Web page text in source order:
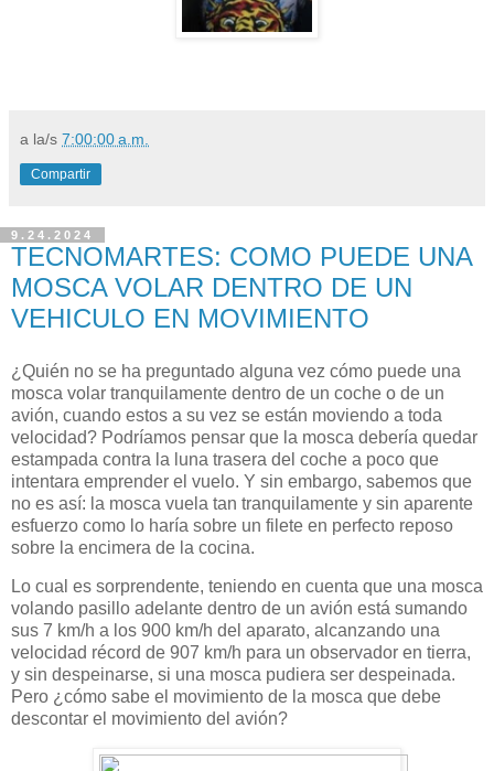
a la/s 7:00:00 a.m.
Compartir
9.24.2024
TECNOMARTES: COMO PUEDE UNA
MOSCA VOLAR DENTRO DE UN
VEHICULO EN MOVIMIENTO
¿Quién no se ha preguntado alguna vez cómo puede una
mosca volar tranquilamente dentro de un coche o de un
avión, cuando estos a su vez se están moviendo a toda
velocidad? Podríamos pensar que la mosca debería quedar
estampada contra la luna trasera del coche a poco que
intentara emprender el vuelo. Y sin embargo, sabemos que
no es así: la mosca vuela tan tranquilamente y sin aparente
esfuerzo como lo haría sobre un filete en perfecto reposo
sobre la encimera de la cocina.
Lo cual es sorprendente, teniendo en cuenta que una mosca
volando pasillo adelante dentro de un avión está sumando
sus 7 km/h a los 900 km/h del aparato, alcanzando una
velocidad récord de 907 km/h para un observador en tierra,
y sin despeinarse, si una mosca pudiera ser despeinada.
Pero ¿cómo sabe el movimiento de la mosca que debe
descontar el movimiento del avión?